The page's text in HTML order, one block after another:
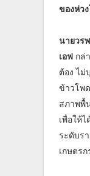
ของห่ว
นายวร
เอฟ กล่
ต้อง ไม่
ข้าวโพ
สภาพพื้
เพื่อให้
ระดับร
เกษตร